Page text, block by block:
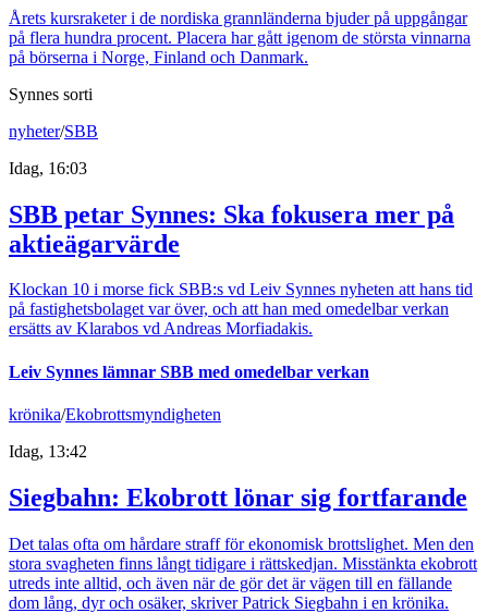
Årets kursraketer i de nordiska grannländerna bjuder på uppgångar
på flera hundra procent. Placera har gått igenom de största vinnarna
på börserna i Norge, Finland och Danmark.
Synnes sorti
nyheter/SBB
Idag, 16:03
SBB petar Synnes: Ska fokusera mer på
aktieägarvärde
Klockan 10 i morse fick SBB:s vd Leiv Synnes nyheten att hans tid
på fastighetsbolaget var över, och att han med omedelbar verkan
ersätts av Klarabos vd Andreas Morfiadakis.
Leiv Synnes lämnar SBB med omedelbar verkan
krönika/Ekobrottsmyndigheten
Idag, 13:42
Siegbahn: Ekobrott lönar sig fortfarande
Det talas ofta om hårdare straff för ekonomisk brottslighet. Men den
stora svagheten finns långt tidigare i rättskedjan. Misstänkta ekobrott
utreds inte alltid, och även när de gör det är vägen till en fällande
dom lång, dyr och osäker, skriver Patrick Siegbahn i en krönika.